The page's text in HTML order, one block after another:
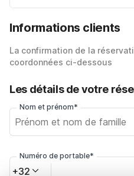
Informations clients
La confirmation de la
coordonnées ci-dessous
Les détails de votre
Nom et prénom*
Numéro de portable*
+32